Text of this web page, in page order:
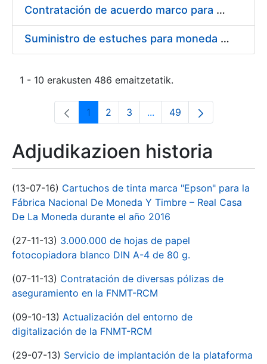
Contratación de acuerdo marco para el Suministro de Material de Electricidad para la Fábrica Nacional de Moneda y Timbre-Real Casa de la Moneda en su centro de trabajo de Burgos
Suministro de estuches para moneda de 30 €
1 - 10 erakusten 486 emaitzetatik.
Orrialdea
1 Orrialdea
2 Orrialdea
3 ...Intermediate Pages Use
Orrialdea
49
Adjudikazioen historia
(13-07-16) Cartuchos de tinta marca "Epson" para la
Fábrica Nacional De Moneda Y Timbre – Real Casa
De La Moneda durante el año 2016
(27-11-13) 3.000.000 de hojas de papel
fotocopiadora blanco DIN A-4 de 80 g.
(07-11-13) Contratación de diversas pólizas de
aseguramiento en la FNMT-RCM
(09-10-13) Actualización del entorno de
digitalización de la FNMT-RCM
(29-07-13) Servicio de implantación de la plataforma